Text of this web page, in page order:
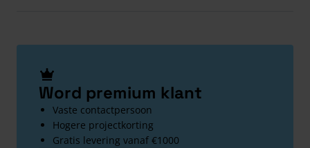
Word premium klant
Vaste contactpersoon
Hogere projectkorting
Gratis levering vanaf €1000